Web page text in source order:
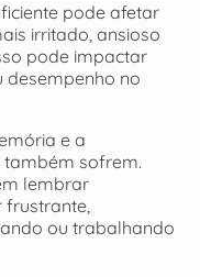
pode afetar
irritado, ansioso
pode impactar
desempenho no
e a
sofrem.
lembrar
frustrante,
ou trabalhando